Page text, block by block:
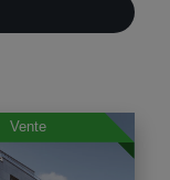
Vente